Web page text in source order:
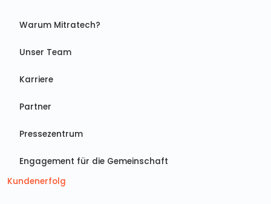
Warum Mitratech?
Unser Team
Karriere
Partner
Pressezentrum
Engagement für die Gemeinschaft
Kundenerfolg